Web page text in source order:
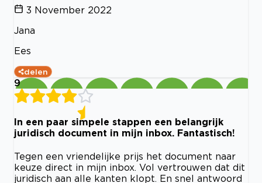
3 November 2022
Jana
Ees
delen
9
In een paar simpele stappen een belangrijk
juridisch document in mijn inbox. Fantastisch!
Tegen een vriendelijke prijs het document naar
keuze direct in mijn inbox. Vol vertrouwen dat dit
juridisch aan alle kanten klopt. En snel antwoord